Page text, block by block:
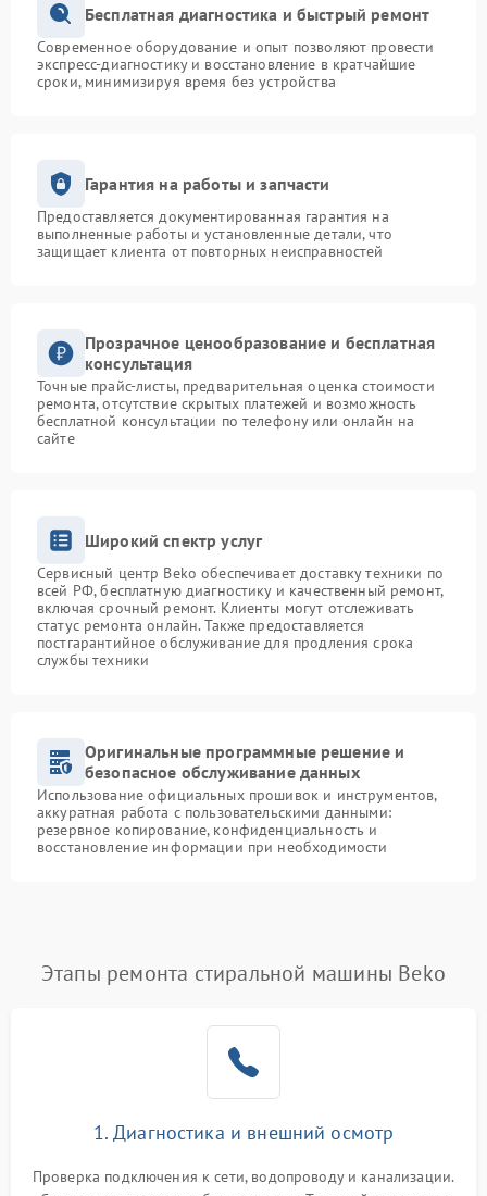
Бесплатная диагностика и быстрый ремонт
Современное оборудование и опыт позволяют провести
экспресс-диагностику и восстановление в кратчайшие
сроки, минимизируя время без устройства
Гарантия на работы и запчасти
Предоставляется документированная гарантия на
выполненные работы и установленные детали, что
защищает клиента от повторных неисправностей
Прозрачное ценообразование и бесплатная
консультация
Точные прайс-листы, предварительная оценка стоимости
ремонта, отсутствие скрытых платежей и возможность
бесплатной консультации по телефону или онлайн на
сайте
Широкий спектр услуг
Сервисный центр Beko обеспечивает доставку техники по
всей РФ, бесплатную диагностику и качественный ремонт,
включая срочный ремонт. Клиенты могут отслеживать
статус ремонта онлайн. Также предоставляется
постгарантийное обслуживание для продления срока
службы техники
Оригинальные программные решение и
безопасное обслуживание данных
Использование официальных прошивок и инструментов,
аккуратная работа с пользовательскими данными:
резервное копирование, конфиденциальность и
восстановление информации при необходимости
Этапы ремонта стиральной машины Beko
1. Диагностика и внешний осмотр
Проверка подключения к сети, водопроводу и канализации.